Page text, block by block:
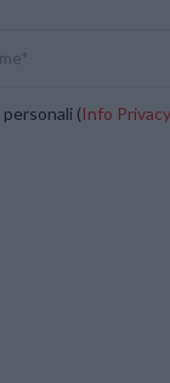
(Info Privacy